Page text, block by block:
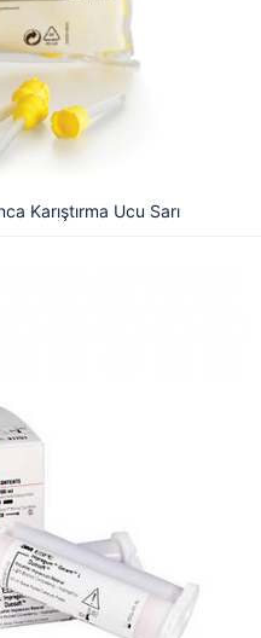
Karıştırma Ucu Sarı